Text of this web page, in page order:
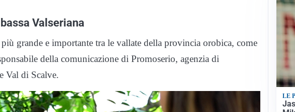
Valseriana
grande e importante tra le vallate della provincia orobica, come
della comunicazione di Promoserio, agenzia di
Val di Scalve.
LE